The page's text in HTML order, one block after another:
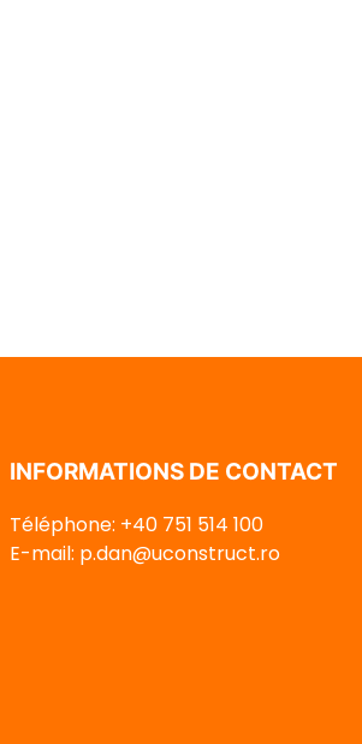
INFORMATIONS DE CONTACT
Téléphone: +40 751 514 100
E-mail: p.dan@uconstruct.ro